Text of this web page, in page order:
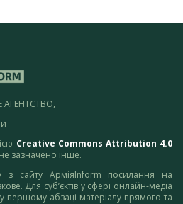
АГЕНТСТВО,
Creative Commons Attribution 4.0
зазначено інше.
з сайту АрміяInform посилання на
Для суб’єктів у сфері онлайн-медіа
першому абзаці матеріалу прямого та